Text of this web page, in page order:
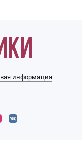
информация